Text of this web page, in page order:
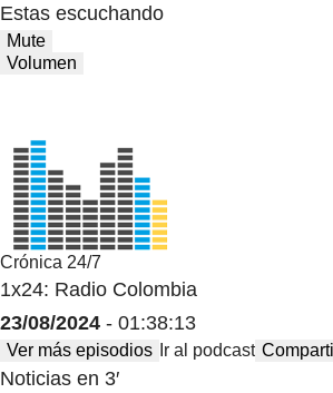
Estas escuchando
Mute
Volumen
Crónica 24/7
1x24: Radio Colombia
23/08/2024 - 01:38:13
Ver más episodios Ir al podcast
Noticias en 3′